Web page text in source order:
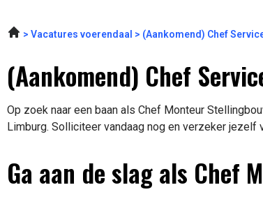
Vacatures voerendaal (Aankomend) Chef
(Aankomend) Chef
Op zoek naar een baan als Chef Monteur
Limburg. Solliciteer vandaag nog en verzeker jezelf
Ga aan de slag als Chef